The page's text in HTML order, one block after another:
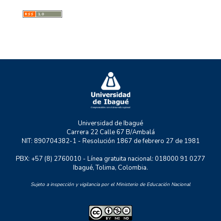
MYSCO
RASTRO URBANO
Universidad de Ibagué
Carrera 22 Calle 67 B/Ambalá
NIT: 890704382-1 - Resolución 1867 de febrero 27 de 1981
PBX: +57 (8) 2760010 - Línea gratuita nacional: 018000 91 0277
Ibagué, Tolima, Colombia.
Sujeto a inspección y vigilancia por el Ministerio de Educación Nacional